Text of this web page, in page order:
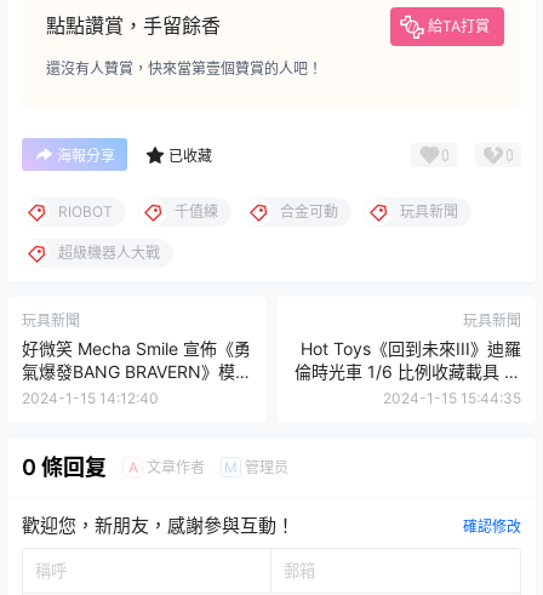
點點讚賞，手留餘香 給TA打賞
還沒有人贊賞，快來當第壹個贊賞的人吧！
海報分享 已收藏 0 0
RIOBOT 千值練 合金可動 玩具新聞
超級機器人大戰
玩具新聞
好微笑 Mecha Smile 宣佈《勇
氣爆發BANG BRAVERN》模型
商品開發中！
2024-1-15 14:12:40
玩具新聞
Hot Toys《回到未來III》迪羅
倫時光車 1/6 比例收藏載具 多
處可發光還有火車軌道輪可替
2024-1-15 15:44:35
0 條回复 A 文章作者 M 管理员
歡迎您，新朋友，感謝參與互動！ 確認修改